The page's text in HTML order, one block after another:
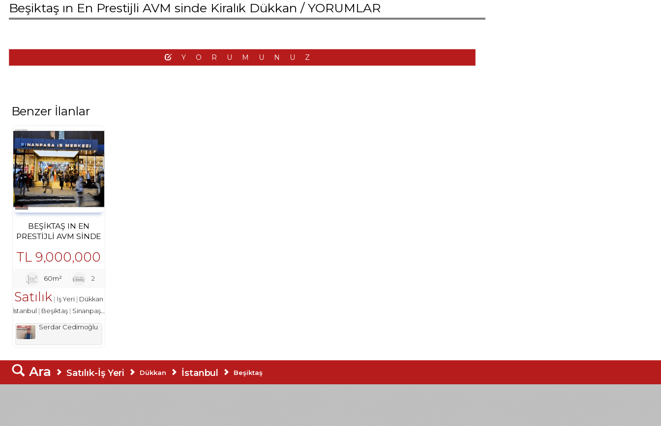
Beşiktaş ın En Prestijli AVM sinde Kiralık Dükkan / YORUMLAR
YORUMUNUZ
Benzer İlanlar
BEŞIKTAŞ IN EN
PRESTIJLI AVM SINDE
DÜKKAN
TL9,000,000
60m² 2
Satılık İş Yeri
Dükkan
İstanbul
Beşiktaş Sinanpaşa Mah.
Serdar Cedimoğlu
Ara Satılık-İş Yeri Dükkan İstanbul Beşiktaş